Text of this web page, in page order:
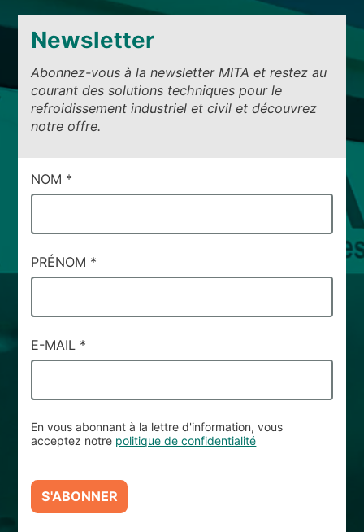
Newsletter
Abonnez-vous à la newsletter MITA et restez au
courant des solutions techniques pour le
refroidissement industriel et civil et découvrez
notre offre.
CAMPI
DI
NOM *
PRÉNOM *
E-MAIL *
En vous abonnant à la lettre d'information, vous
acceptez notre politique de confidentialité
S'ABONNER